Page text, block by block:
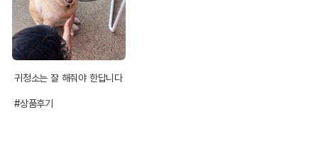
법에 의한 인증,허가 등을
받았음을 확인할수 있는
경우 그에 대한 사항
수입자를 함께 표기
귀청소는 잘 해줘야 한답니다
#상품후기